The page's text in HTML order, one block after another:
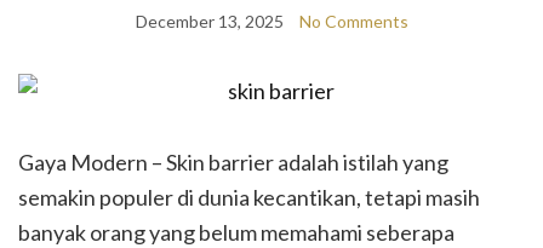
December 13, 2025 No Comments
Gaya Modern – Skin barrier adalah istilah yang
semakin populer di dunia kecantikan, tetapi masih
banyak orang yang belum memahami seberapa